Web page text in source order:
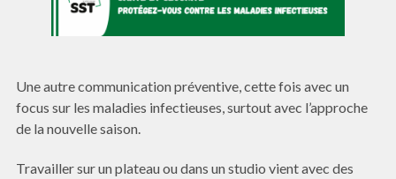
Une autre communication préventive, cette fois avec un
focus sur les maladies infectieuses, surtout avec l’approche
de la nouvelle saison.
Travailler sur un plateau ou dans un studio vient avec des